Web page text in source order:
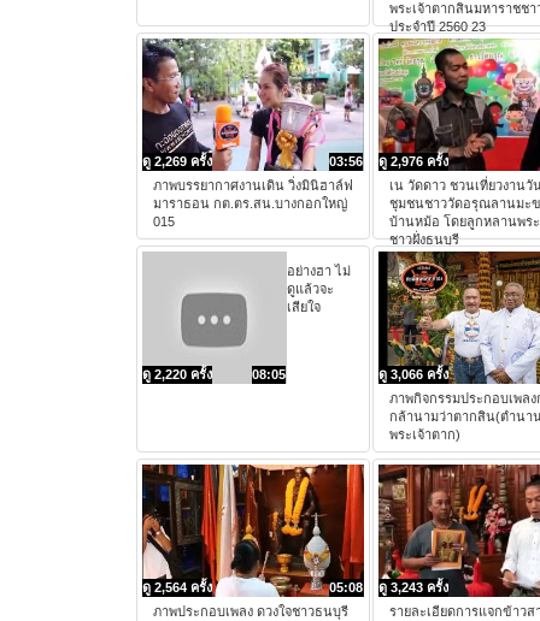
พระเจ้าตากสินมหาราชช
ประจำปี 2560 23
03:56
ดู 2,269 ครั้ง
ภาพบรรยากาศงานเดิน วิ่งมินิฮาล์ฟ
มาราธอน กต.ตร.สน.บางกอกใหญ่
015
ดู 2,976 ครั้ง
เน วัดดาว ชวนเที่ยวงานวั
ชุมชนชาววัดอรุณลานมะ
บ้านหม้อ โดยลูกหลานพระ
ชาวฝั่งธนบุรี
08:05
ดู 2,220 ครั้ง
อย่างฮา ไม่
ดูแล้วจะ
เสียใจ
ดู 3,066 ครั้ง
ภาพกิจกรรมประกอบเพลง
กล้านามว่าตากสิน(ตำนา
พระเจ้าตาก)
05:08
ดู 2,564 ครั้ง
ภาพประกอบเพลง ดวงใจชาวธนบุรี
ดู 3,243 ครั้ง
รายละเอียดการแจกข้าวส